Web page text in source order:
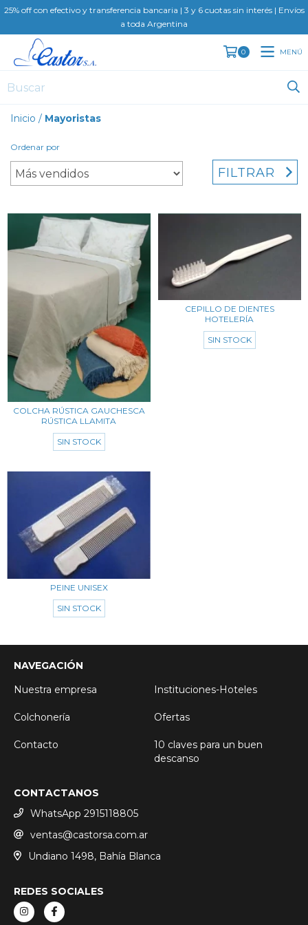
25% off con efectivo y transferencia bancaria | 3 y 6 cuotas sin interés | Envíos
a toda Argentina
0 MENÚ
Inicio / Mayoristas
Ordenar por
FILTRAR
COLCHA RÚSTICA GAUCHESCA
RÚSTICA LLAMITA
SIN STOCK
CEPILLO DE DIENTES
HOTELERÍA
SIN STOCK
PEINE UNISEX
SIN STOCK
NAVEGACIÓN
Nuestra empresa
Instituciones-Hoteles
Colchonería Ofertas
Contacto
10 claves para un buen
descanso
CONTACTANOS
WhatsApp 2915118805
ventas@castorsa.com.ar
Undiano 1498, Bahía Blanca
REDES SOCIALES